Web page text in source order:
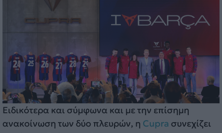
Ειδικότερα και σύμφωνα και με την επίσημη
ανακοίνωση των δύο πλευρών, η Cupra συνεχίζει